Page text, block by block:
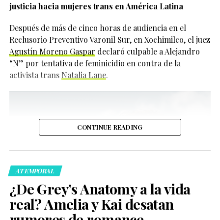
entendió que el actor realmente quería generar un
impacto positivo.
“He podido vivir siendo
yo misma durante
mucho tiempo y me
piel. Quiero que otras
personas también
puedan sentir esa
comodidad”, expresó.
Actualmente, Cynthia Erivo también protagoniza una
producción teatral de Draculaen el West End de
Londres, donde interpreta no solo al personaje
0
Compartir
justicia hacia mujeres trans en América Latina
Después de más de cinco horas de audiencia en el
Reclusorio Preventivo Varonil Sur, en Xochimilco, el juez
Agustín Moreno Gaspar declaró culpable a Alejandro
“N” por tentativa de feminicidio en contra de la
activista trans Natalia Lane.
CONTINUE READING
ATEMPORAL
¿De Grey’s Anatomy a la vida
real? Amelia y Kai desatan